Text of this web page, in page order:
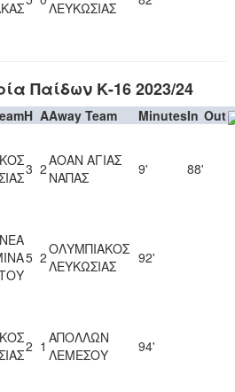
ΛΕΥΚΩΣΙΑΣ
Παίδων Κ-16 2023/24
H AAway Team MinutesIn Out
3 2ΑΟΑΝ ΑΓΙΑΣ
ΝΑΠΑΣ
9' 88'
ΝΕΑ
5 2ΟΛΥΜΠΙΑΚΟΣ
ΛΕΥΚΩΣΙΑΣ
92'
2 1 ΑΠΟΛΛΩΝ
ΛΕΜΕΣΟΥ
94'